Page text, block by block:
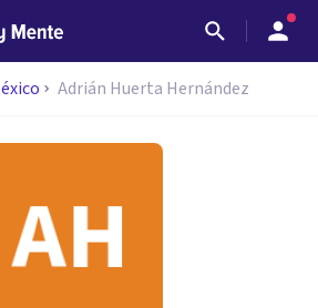
Adrián Huerta Hernández